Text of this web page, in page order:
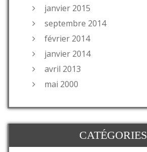
janvier 2015
septembre 2014
février 2014
janvier 2014
avril 2013
mai 2000
CATÉGORIES